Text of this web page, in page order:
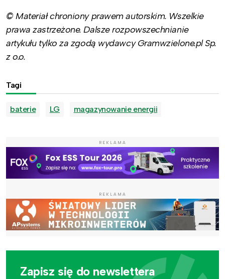
© Materiał chroniony prawem autorskim. Wszelkie
prawa zastrzeżone. Dalsze rozpowszechnianie
artykułu tylko za zgodą wydawcy Gramwzielone.pl Sp.
z o.o.
Tagi
baterie LG magazynowanie energii
REKLAMA
REKLAMA
Zapisz się do newslettera